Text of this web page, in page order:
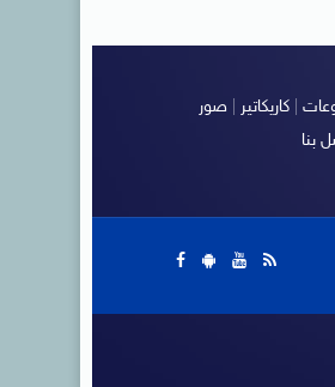
كاريكاتير صور
بنا